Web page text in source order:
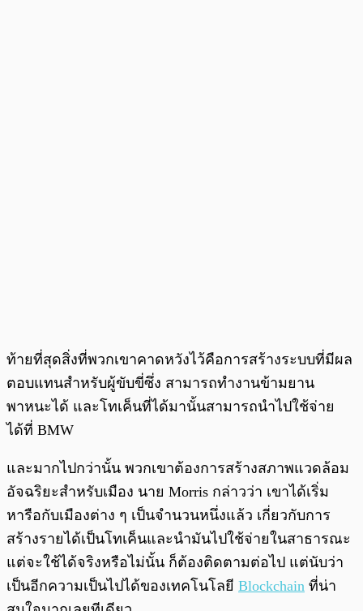
ท้ายที่สุดสิ่งที่พวกเขาคาดหวังไว้คือการสร้างระบบที่มีผล
ตอบแทนสำหรับผู้ขับขี่ซึ่ง สามารถทำงานข้ามยาน
พาหนะได้ และโทเค็นที่ได้มานั้นสามารถนำไปใช้จ่าย
ได้ที่ BMW
และมากไปกว่านั้น พวกเขาต้องการสร้างสภาพแวดล้อม
อัจฉริยะสำหรับเมือง นาย Morris กล่าวว่า เขาได้เริ่ม
หารือกับเมืองต่าง ๆ เป็นจำนวนหนึ่งแล้ว เกี่ยวกับการ
สร้างรายได้เป็นโทเค็นและนำมันไปใช้จ่ายในสาธารณะ
แต่จะใช้ได้จริงหรือไม่นั้น ก็ต้องติดตามต่อไป แต่นับว่า
เป็นอีกความเป็นไปได้ของเทคโนโลยี Blockchain ที่น่า